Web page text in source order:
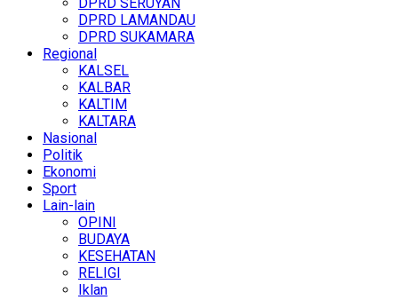
DPRD SERUYAN
DPRD LAMANDAU
DPRD SUKAMARA
Regional
KALSEL
KALBAR
KALTIM
KALTARA
Nasional
Politik
Ekonomi
Sport
Lain-lain
OPINI
BUDAYA
KESEHATAN
RELIGI
Iklan